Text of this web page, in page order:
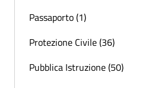
Passaporto (1)
Protezione Civile (36)
Pubblica Istruzione (50)